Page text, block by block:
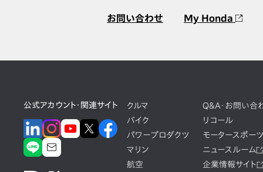
お問い合わせ My Honda
公式アカウント・関連サイト
クルマ
バイク
パワープロダクツ
マリン
航空
Q&A・お問い合
リコール
モータースポーツ
ニュースルーム
企業情報サイト